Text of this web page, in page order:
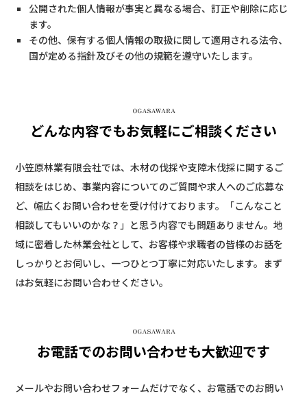
公開された個人情報が事実と異なる場合、訂正や削除に応じ
ます。
その他、保有する個人情報の取扱に関して適用される法令、
国が定める指針及びその他の規範を遵守いたします。
どんな内容でもお気軽にご相談ください
小笠原林業有限会社では、木材の伐採や支障木伐採に関するご
相談をはじめ、事業内容についてのご質問や求人へのご応募な
ど、幅広くお問い合わせを受け付けております。「こんなこと
相談してもいいのかな？」と思う内容でも問題ありません。地
域に密着した林業会社として、お客様や求職者の皆様のお話を
しっかりとお伺いし、一つひとつ丁寧に対応いたします。まず
はお気軽にお問い合わせください。
お電話でのお問い合わせも大歓迎です
メールやお問い合わせフォームだけでなく、お電話でのお問い